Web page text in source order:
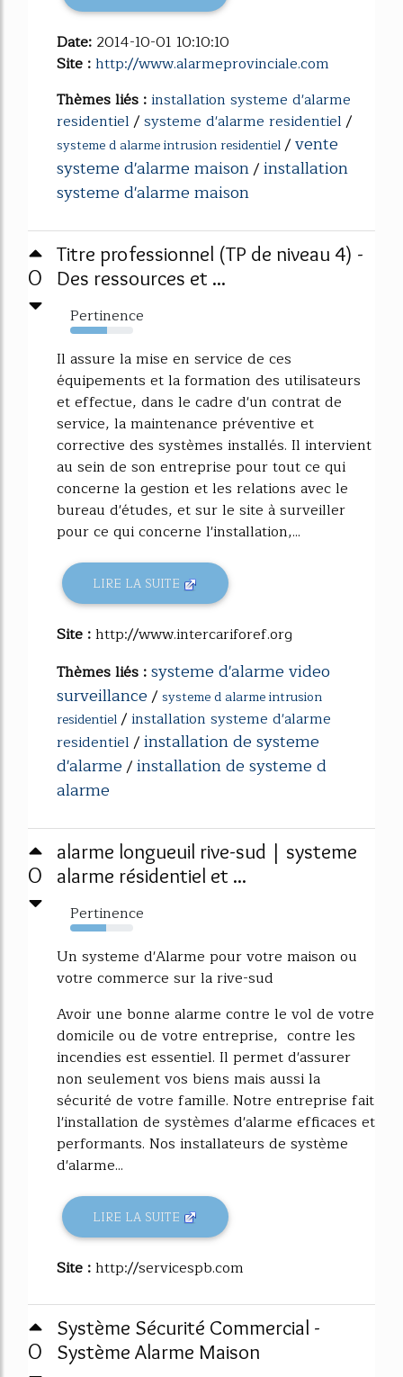
Date: 2014-10-01 10:10:10
Site :http://www.alarmeprovinciale.com
Thèmes liés :installation systeme d'alarme
residentiel/systeme d'alarme residentiel/
systeme d alarme intrusion residentiel/vente
systeme d'alarme maison/installation
systeme d'alarme maison
0
Titre professionnel (TP de niveau 4) -
Des ressources et ...
Pertinence
58%
Il assure la mise en service de ces
équipements et la formation des utilisateurs
et effectue, dans le cadre d'un contrat de
service, la maintenance préventive et
corrective des systèmes installés. Il intervient
au sein de son entreprise pour tout ce qui
concerne la gestion et les relations avec le
bureau d'études, et sur le site à surveiller
pour ce qui concerne l'installation,...
LIRE LA SUITE
Site :http://www.intercariforef.org
Thèmes liés :systeme d'alarme video
surveillance/ systeme d alarme intrusion
residentiel/installation systeme d'alarme
residentiel/installation de systeme
d'alarme/installation de systeme d
alarme
0
alarme longueuil rive-sud | systeme
alarme résidentiel et ...
Pertinence
57%
Un systeme d'Alarme pour votre maison ou
votre commerce sur la rive-sud
Avoir une bonne alarme contre le vol de votre
domicile ou de votre entreprise, contre les
incendies est essentiel. Il permet d'assurer
non seulement vos biens mais aussi la
sécurité de votre famille. Notre entreprise fait
l'installation de systèmes d'alarme efficaces et
performants. Nos installateurs de système
d'alarme...
LIRE LA SUITE
Site :http://servicespb.com
0
Système Sécurité Commercial -
Système Alarme Maison